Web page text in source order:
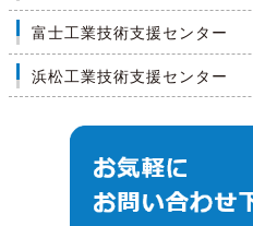
富士工業技術支援センター
浜松工業技術支援センター